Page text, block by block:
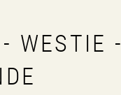
WESTIE -